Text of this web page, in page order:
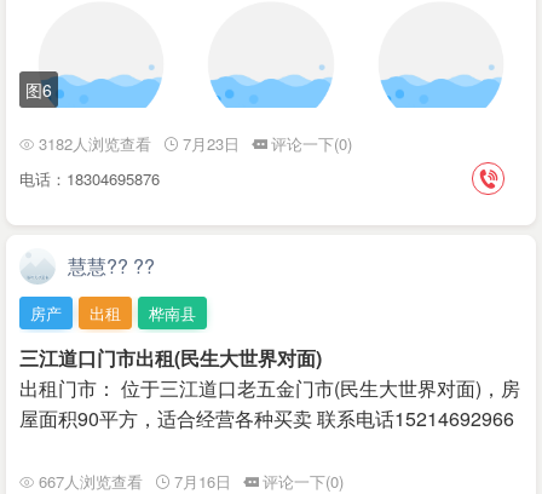
图6
3182人浏览查看 7月23日
评论一下(0)
电话：18304695876
慧慧?? ??
房产 出租 桦南县
三江道口门市出租(民生大世界对面)
出租门市： 位于三江道口老五金门市(民生大世界对面)，房
屋面积90平方，适合经营各种买卖 联系电话15214692966
667人浏览查看 7月16日
评论一下(0)